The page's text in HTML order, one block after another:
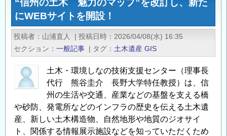
“信州の土木 魅力のマップ”を改訂し、新た
にWEBサイトを開設！
投稿者 山浦直人 | 投稿日時
2026/04/08(水) 16:35
セクション
一般記事 | タグ 土木遺産 GIS
土木・環境しなの技術支援センター（理事長
代行 熊谷圭介 長野大学特任教授）は、信
州の生活や交通、産業などの基盤を支える橋
や砂防、発電所などのインフラの歴史を伝える土木遺
産、新しい土木構造物、自然地形や地質のジオサイ
ト、関係する情報展示施設などを知っていただくため